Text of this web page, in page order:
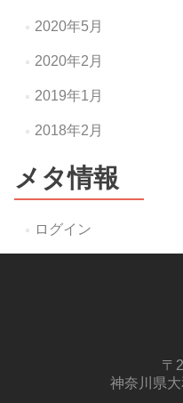
2020年5月
2020年2月
2019年1月
2018年2月
メタ情報
ログイン
〒
神奈川県